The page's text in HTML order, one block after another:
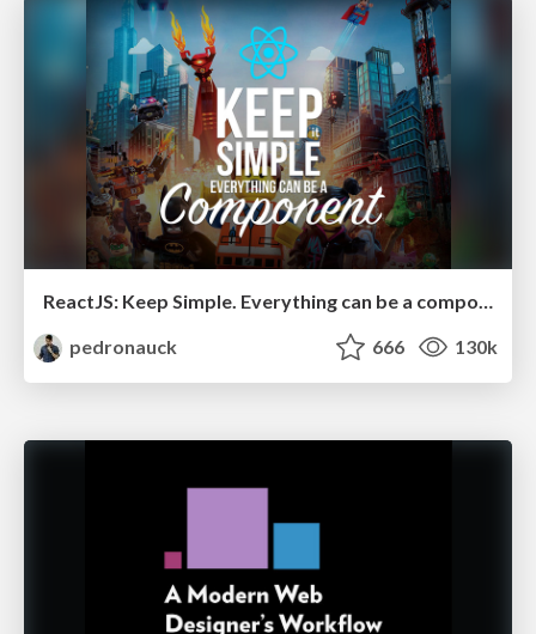
ReactJS: Keep Simple. Everything can be a component!
pedronauck
666 130k